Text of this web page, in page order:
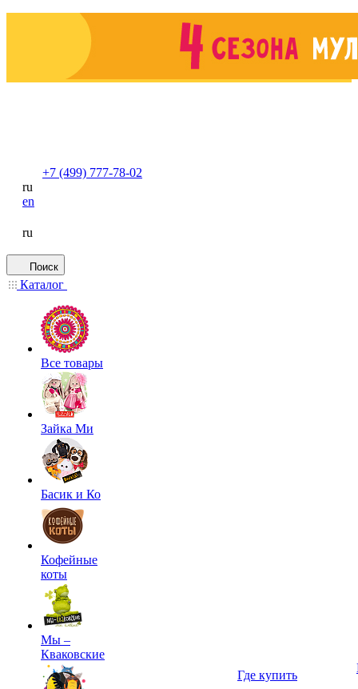
+7 (499) 777-78-02
ru
en
ru
Поиск
Каталог
Все товары
Зайка Ми
Басик и Ко
Кофейные
коты
Мы –
Кваковские
Где купить